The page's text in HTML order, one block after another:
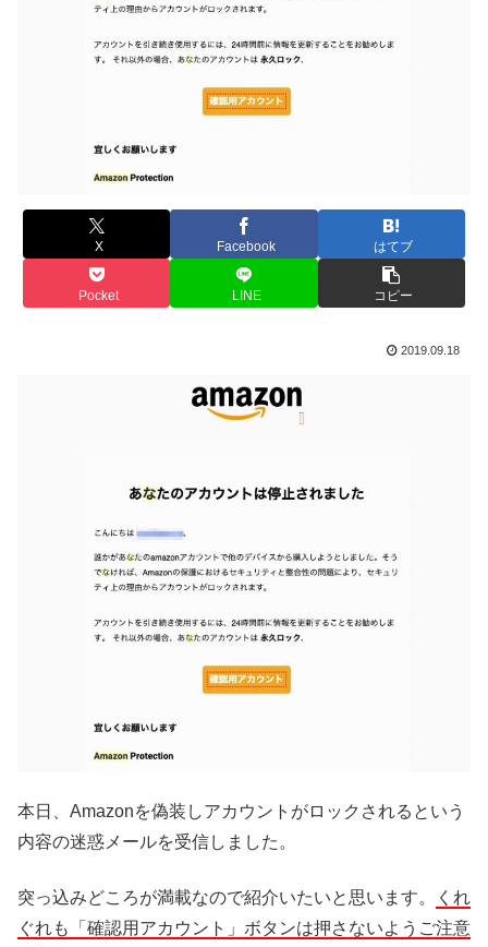
X Facebook はてブ
Pocket LINE コピー
2019.09.18
本日、Amazonを偽装しアカウントがロックされるという
内容の迷惑メールを受信しました。
突っ込みどころが満載なので紹介いたいと思います。
くれ
ぐれも「確認用アカウント」ボタンは押さないようご注意